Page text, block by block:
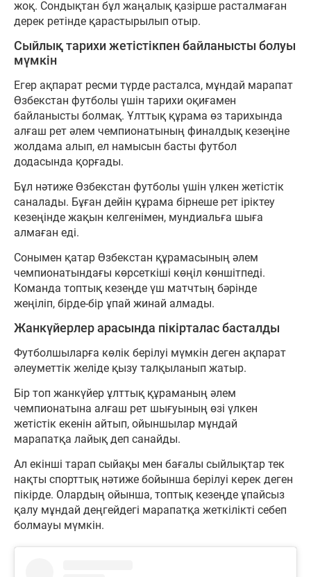
жоқ. Сондықтан бұл жаңалық қазірше расталмаған
дерек ретінде қарастырылып отыр.
Сыйлық тарихи жетістікпен байланысты болуы
мүмкін
Егер ақпарат ресми түрде расталса, мұндай марапат
Өзбекстан футболы үшін тарихи оқиғамен
байланысты болмақ. Ұлттық құрама өз тарихында
алғаш рет әлем чемпионатының финалдық кезеңіне
жолдама алып, ел намысын басты футбол
додасында қорғады.
Бұл нәтиже Өзбекстан футболы үшін үлкен жетістік
саналады. Бұған дейін құрама бірнеше рет іріктеу
кезеңінде жақын келгенімен, мундиальға шыға
алмаған еді.
Сонымен қатар Өзбекстан құрамасының әлем
чемпионатындағы көрсеткіші көңіл көншітпеді.
Команда топтық кезеңде үш матчтың бәрінде
жеңіліп, бірде-бір ұпай жинай алмады.
Жанкүйерлер арасында пікірталас басталды
Футболшыларға көлік берілуі мүмкін деген ақпарат
әлеуметтік желіде қызу талқыланып жатыр.
Бір топ жанкүйер ұлттық құраманың әлем
чемпионатына алғаш рет шығуының өзі үлкен
жетістік екенін айтып, ойыншылар мұндай
марапатқа лайық деп санайды.
Ал екінші тарап сыйақы мен бағалы сыйлықтар тек
нақты спорттық нәтиже бойынша берілуі керек деген
пікірде. Олардың ойынша, топтық кезеңде ұпайсыз
қалу мұндай деңгейдегі марапатқа жеткілікті себеп
болмауы мүмкін.